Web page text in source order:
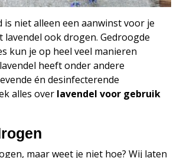
is niet alleen een aanwinst voor je
ook drogen. Gedroogde
kun je op heel veel manieren
heeft onder andere
én desinfecterende
alles over lavendel voor gebruik
maar weet je niet hoe? Wij laten